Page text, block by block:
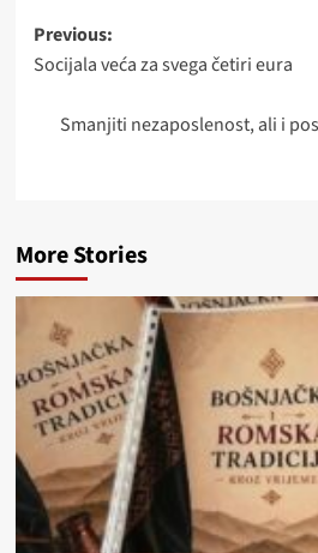
Post
navigation
Previous:
Socijala veća za svega četiri eura
Smanjiti nezaposlenost, ali i
More Stories